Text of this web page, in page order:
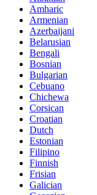
Amharic
Armenian
Azerbaijani
Belarusian
Bengali
Bosnian
Bulgarian
Cebuano
Chichewa
Corsican
Croatian
Dutch
Estonian
Filipino
Finnish
Frisian
Galician